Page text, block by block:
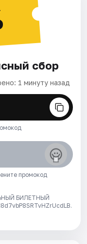
сбор
1 минуту назад
промокод
БИЛЕТНЫЙ